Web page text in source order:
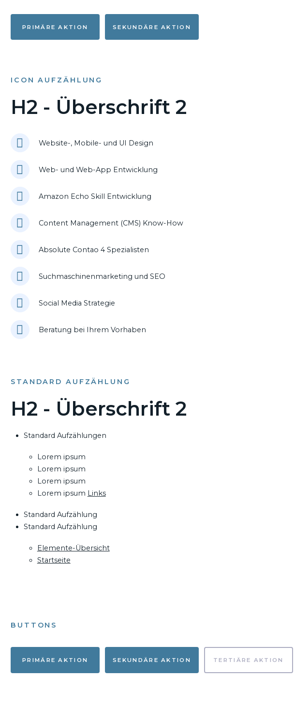
PRIMÄRE AKTION SEKUNDÄRE AKTION
ICON AUFZÄHLUNG
H2 - Überschrift 2
Website-, Mobile- und UI Design
Web- und Web-App Entwicklung
Amazon Echo Skill Entwicklung
Content Management (CMS) Know-How
Absolute Contao 4 Spezialisten
Suchmaschinenmarketing und SEO
Social Media Strategie
Beratung bei Ihrem Vorhaben
STANDARD AUFZÄHLUNG
H2 - Überschrift 2
Standard Aufzählungen
Lorem ipsum
Lorem ipsum
Lorem ipsum
Lorem ipsum Links
Standard Aufzählung
Standard Aufzählung
Elemente-Übersicht
Startseite
BUTTONS
PRIMÄRE AKTION SEKUNDÄRE AKTION TERTIÄRE AKTION